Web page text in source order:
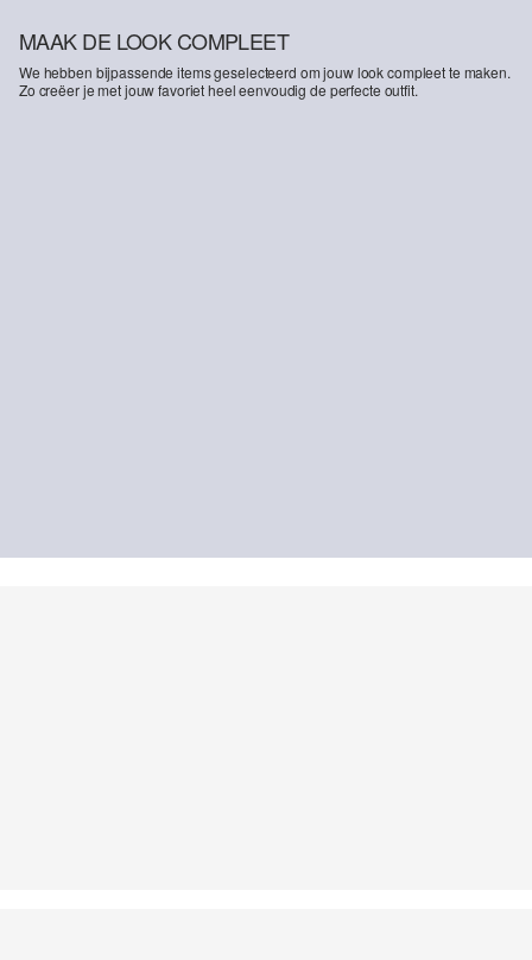
MAAK DE LOOK COMPLEET
We hebben bijpassende items geselecteerd om jouw look compleet te maken.
Zo creëer je met jouw favoriet heel eenvoudig de perfecte outfit.